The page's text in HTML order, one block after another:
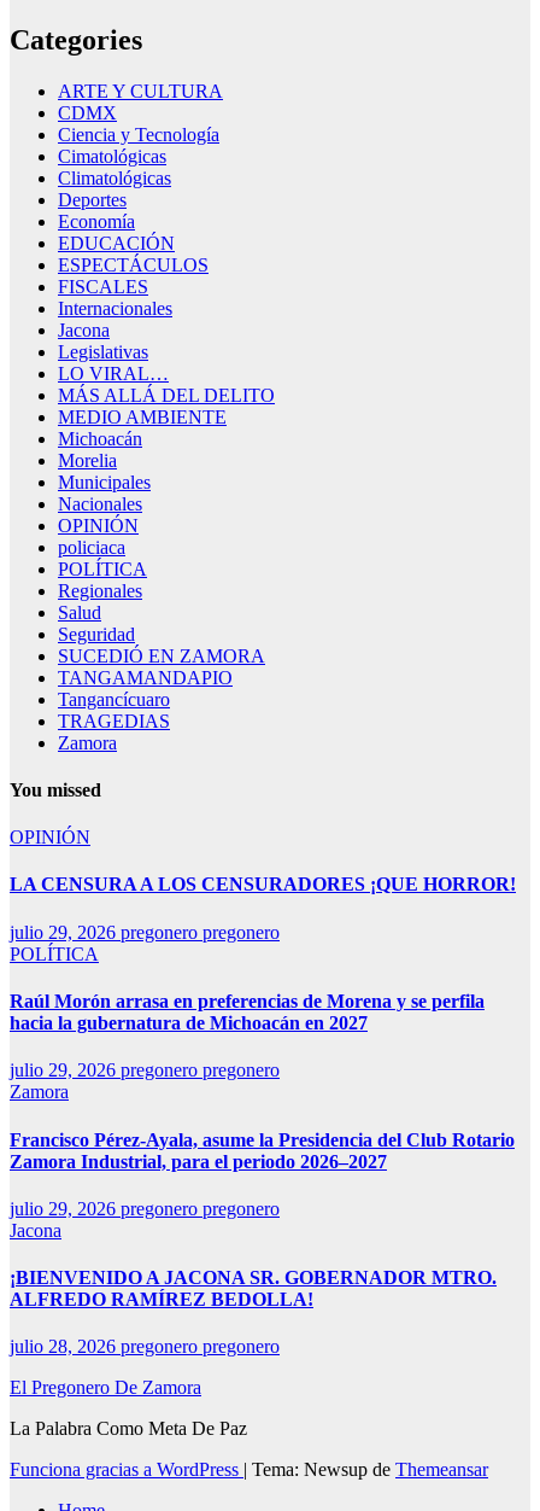
Categories
ARTE Y CULTURA
CDMX
Ciencia y Tecnología
Cimatológicas
Climatológicas
Deportes
Economía
EDUCACIÓN
ESPECTÁCULOS
FISCALES
Internacionales
Jacona
Legislativas
LO VIRAL…
MÁS ALLÁ DEL DELITO
MEDIO AMBIENTE
Michoacán
Morelia
Municipales
Nacionales
OPINIÓN
policiaca
POLÍTICA
Regionales
Salud
Seguridad
SUCEDIÓ EN ZAMORA
TANGAMANDAPIO
Tangancícuaro
TRAGEDIAS
Zamora
You missed
OPINIÓN
LA CENSURA A LOS CENSURADORES ¡QUE HORROR!
julio 29, 2026 pregonero pregonero
POLÍTICA
Raúl Morón arrasa en preferencias de Morena y se perfila
hacia la gubernatura de Michoacán en 2027
julio 29, 2026 pregonero pregonero
Zamora
Francisco Pérez-Ayala, asume la Presidencia del Club Rotario
Zamora Industrial, para el periodo 2026–2027
julio 29, 2026 pregonero pregonero
Jacona
¡BIENVENIDO A JACONA SR. GOBERNADOR MTRO.
ALFREDO RAMÍREZ BEDOLLA!
julio 28, 2026 pregonero pregonero
El Pregonero De Zamora
La Palabra Como Meta De Paz
Funciona gracias a WordPress | Tema: Newsup de Themeansar